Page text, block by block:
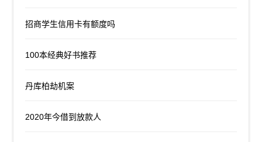
招商学生信用卡有额度吗
100本经典好书推荐
丹库柏劫机案
2020年今借到放款人